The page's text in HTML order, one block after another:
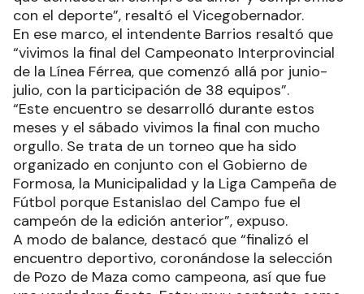
con el deporte”, resaltó el Vicegobernador.
En ese marco, el intendente Barrios resaltó que
“vivimos la final del Campeonato Interprovincial
de la Línea Férrea, que comenzó allá por junio-
julio, con la participación de 38 equipos”.
“Este encuentro se desarrolló durante estos
meses y el sábado vivimos la final con mucho
orgullo. Se trata de un torneo que ha sido
organizado en conjunto con el Gobierno de
Formosa, la Municipalidad y la Liga Campeña de
Fútbol porque Estanislao del Campo fue el
campeón de la edición anterior”, expuso.
A modo de balance, destacó que “finalizó el
encuentro deportivo, coronándose la selección
de Pozo de Maza como campeona, así que fue